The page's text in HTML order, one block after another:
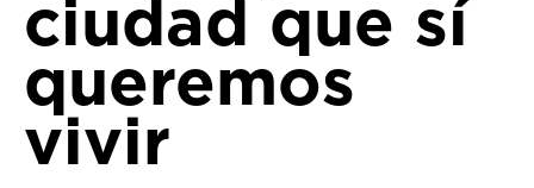
ciudad que sí
queremos
vivir